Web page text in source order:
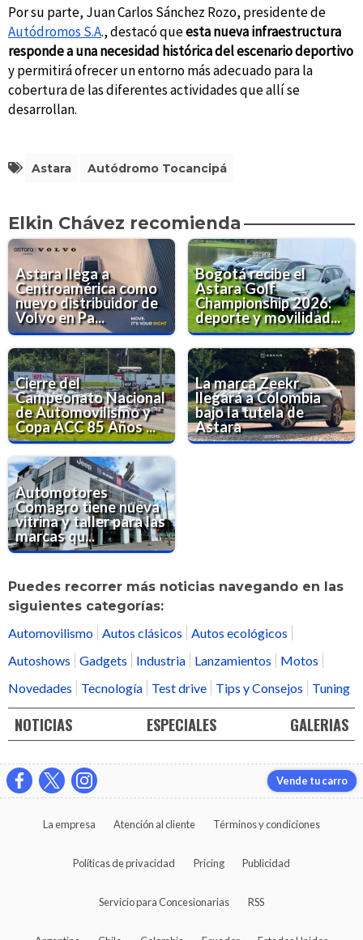
Por su parte, Juan Carlos Sánchez Rozo, presidente de
Autódromos S.A., destacó queesta nueva infraestructura
responde a una necesidad histórica del escenario deportivo
y permitirá ofrecer un entorno más adecuado para la
cobertura de las diferentes actividades que allí se
desarrollan.
Astara Autódromo Tocancipá
Elkin Chávez recomienda
Astara llega a
Centroamérica como
nuevo distribuidor de
Volvo en Pa...
Bogotá recibe el
Astara Golf
Championship 2026:
deporte y movilidad...
Cierre del
Campeonato Nacional
de Automovilismo y
Copa ACC 85 Años ...
La marca Zeekr
llegará a Colombia
bajo la tutela de
Astara
Automotores
Comagro tiene nueva
vitrina y taller para las
marcas qu...
Puedes recorrer más noticias navegando en las
siguientes categorías:
Automovilismo Autos clásicos
Autos ecológicos
Autoshows
Gadgets Industria Lanzamientos
Motos
Novedades
Tecnología Test drive Tips y Consejos Tuning
NOTICIAS ESPECIALES GALERIAS
Vende tu carro
La empresa Atención al cliente Términos y condiciones
Políticas de privacidad Pricing Publicidad
Servicio para Concesionarias RSS